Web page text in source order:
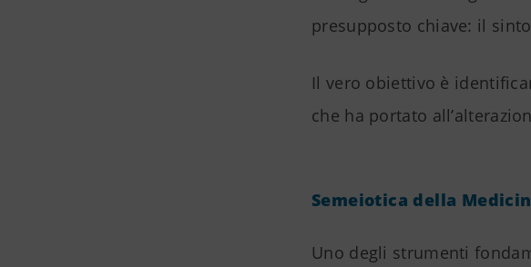
presupposto chiave: il
Il vero obiettivo è
che ha portato
Semeiotica della
Uno degli strumenti